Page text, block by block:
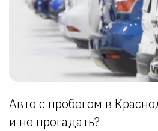
Авто с пробегом в
и не прогадать?